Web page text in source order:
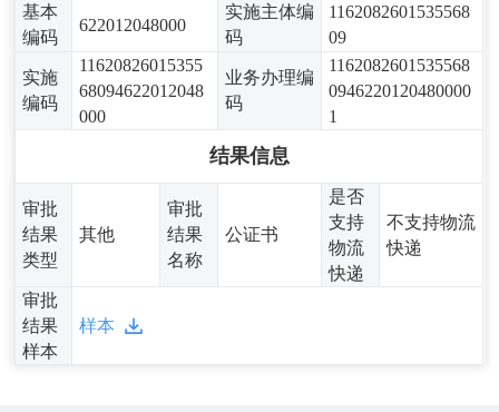
基本
编码
622012048000
实施主体编
码
1162082601535568
09
实施
编码
11620826015355
68094622012048
000
业务办理编
码
1162082601535568
0946220120480000
1
结果信息
审批
结果
类型
其他
审批
结果
名称
公证书
是否
支持
物流
快递
不支持物流
快递
审批
结果
样本
样本